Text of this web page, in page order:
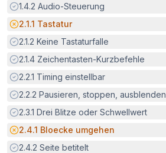
Erfüllt:
1.4.2 Audio-Steuerung
Potenzielle Barriere:
2.1.1 Tastatur
Erfüllt:
2.1.2 Keine Tastaturfalle
Erfüllt:
2.1.4 Zeichentasten-Kurzbefehle
Erfüllt:
2.2.1 Timing einstellbar
Erfüllt:
2.2.2 Pausieren, stoppen, ausblenden
Erfüllt:
2.3.1 Drei Blitze oder Schwellwert
Potenzielle Barriere:
2.4.1 Bloecke umgehen
Erfüllt:
2.4.2 Seite betitelt